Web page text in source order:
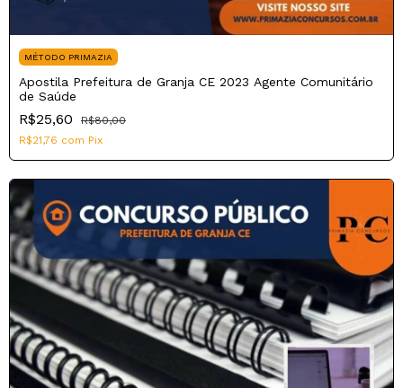
MÉTODO PRIMAZIA
Apostila Prefeitura de Granja CE 2023 Agente Comunitário
de Saúde
R$25,60
R$80,00
R$21,76 com Pix